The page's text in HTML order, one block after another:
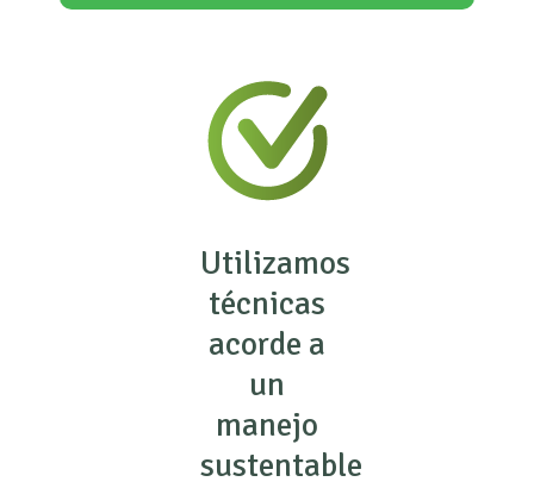
Utilizamos
técnicas
acorde a
un
manejo
sustentable